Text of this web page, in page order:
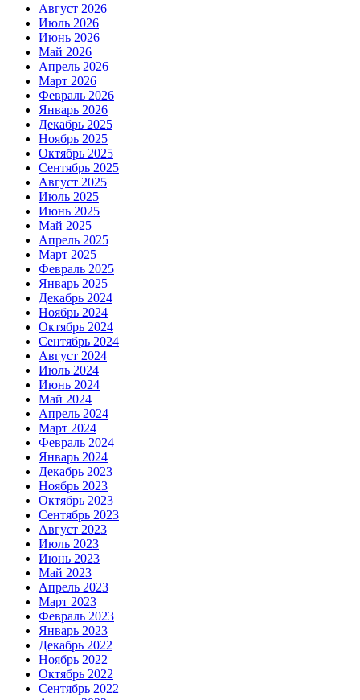
Август 2026
Июль 2026
Июнь 2026
Май 2026
Апрель 2026
Март 2026
Февраль 2026
Январь 2026
Декабрь 2025
Ноябрь 2025
Октябрь 2025
Сентябрь 2025
Август 2025
Июль 2025
Июнь 2025
Май 2025
Апрель 2025
Март 2025
Февраль 2025
Январь 2025
Декабрь 2024
Ноябрь 2024
Октябрь 2024
Сентябрь 2024
Август 2024
Июль 2024
Июнь 2024
Май 2024
Апрель 2024
Март 2024
Февраль 2024
Январь 2024
Декабрь 2023
Ноябрь 2023
Октябрь 2023
Сентябрь 2023
Август 2023
Июль 2023
Июнь 2023
Май 2023
Апрель 2023
Март 2023
Февраль 2023
Январь 2023
Декабрь 2022
Ноябрь 2022
Октябрь 2022
Сентябрь 2022